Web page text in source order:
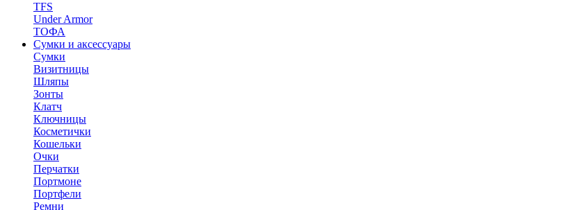
TFS
Under Armor
ТОФА
Сумки и аксессуары
Сумки
Визитницы
Шляпы
Зонты
Клатч
Ключницы
Косметички
Кошельки
Очки
Перчатки
Портмоне
Портфели
Ремни